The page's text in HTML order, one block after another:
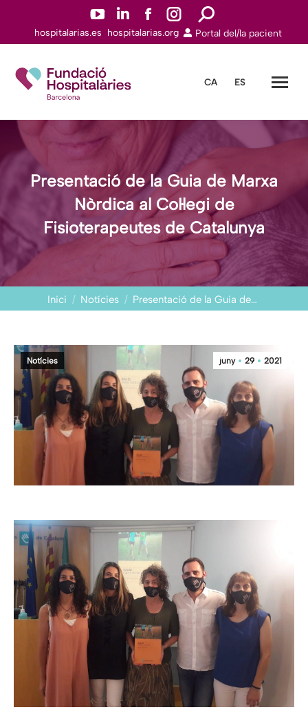
YouTube
page
in
window
Linkedin
page
window
Facebook
page
window
Instagram
page
window
Search:
hospitalarias.es hospitalarias.org Portal del/la pacient
CA ES
Presentació de la Guia de Marxa
Nòrdica al Col·legi de
Fisioterapeutes de Catalunya
You are here:
Inici Notícies Presentació de la Guia de…
juny 29 2021
Notícies